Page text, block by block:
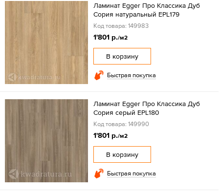
Ламинат Egger Про Классика Дуб
Сория натуральный EPL179
Код товара: 149983
1'801 р./м2
В корзину
Быстрая покупка
Ламинат Egger Про Классика Дуб
Сория серый EPL180
Код товара: 149990
1'801 р./м2
В корзину
Быстрая покупка